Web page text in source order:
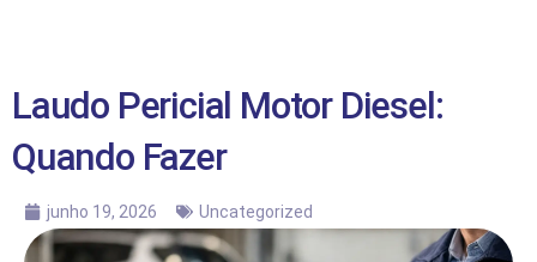
Laudo Pericial Motor Diesel:
Quando Fazer
junho 19, 2026 Uncategorized